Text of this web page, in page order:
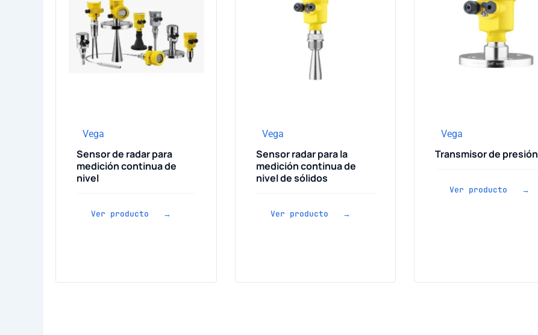
Vega
Sensor de radar para
medición continua de
nivel
Ver producto →
Vega
Sensor radar para la
medición continua de
nivel de sólidos
Ver producto →
Vega
Transmisor de presión
Ver producto →